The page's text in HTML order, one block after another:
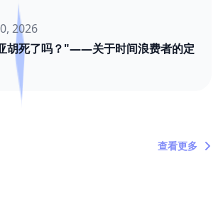
胡死了吗？"——关于时间浪费者的定
2026
2026
查看更多